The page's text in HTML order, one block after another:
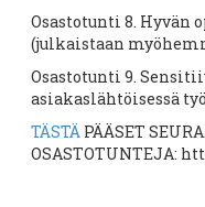
Osastotunti 8. Hyvän
(julkaistaan
Osastotunti 9.
asiakaslähtöisessä
TÄSTÄ PÄÄSET
OSASTOTUNTEJA: